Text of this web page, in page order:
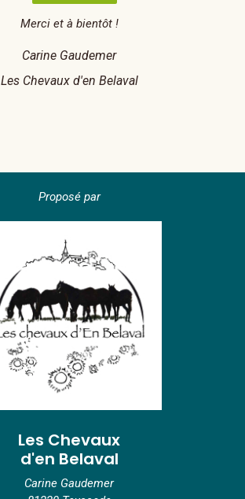
Merci et à bientôt !
Carine Gaudemer
Les Chevaux d'en Belaval
Proposé par
Les Chevaux
d'en Belaval
Carine Gaudemer